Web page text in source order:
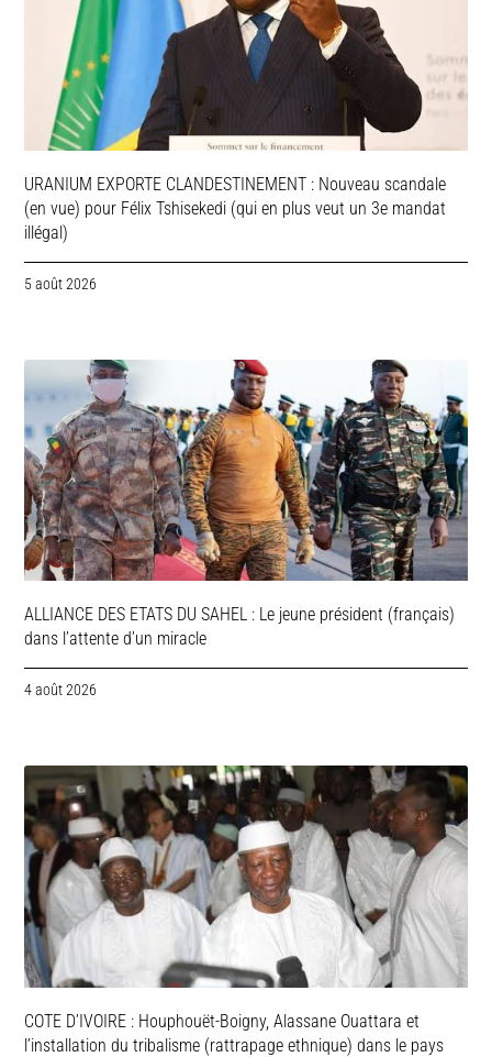
URANIUM EXPORTE CLANDESTINEMENT : Nouveau scandale
(en vue) pour Félix Tshisekedi (qui en plus veut un 3e mandat
illégal)
5 août 2026
ALLIANCE DES ETATS DU SAHEL : Le jeune président (français)
dans l’attente d’un miracle
4 août 2026
COTE D’IVOIRE : Houphouët-Boigny, Alassane Ouattara et
l’installation du tribalisme (rattrapage ethnique) dans le pays